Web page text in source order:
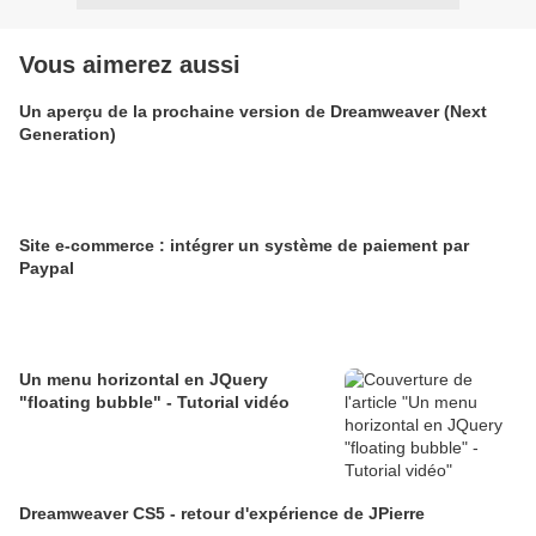
Vous aimerez aussi
Un aperçu de la prochaine version de Dreamweaver (Next
Generation)
Site e-commerce : intégrer un système de paiement par
Paypal
Un menu horizontal en JQuery
"floating bubble" - Tutorial vidéo
Dreamweaver CS5 - retour d'expérience de JPierre